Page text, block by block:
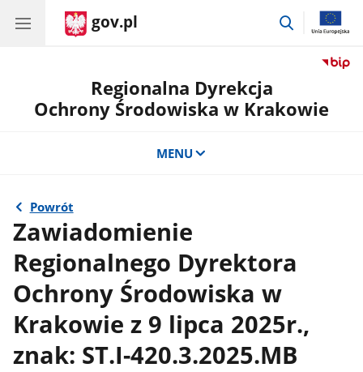
gov.pl
przejdź
Regionalna Dyrekcja
Ochrony Środowiska w Krakowie
MENU
Powrót
Zawiadomienie
Regionalnego Dyrektora
Ochrony Środowiska w
Krakowie z 9 lipca 2025r.,
znak: ST.I-420.3.2025.MB